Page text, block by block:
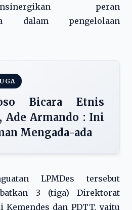
peran
dalam pengelolaan
Bicara Etnis
Ade Armando : Ini
Mengada-ada
LPMDes tersebut
3 (tiga) Direktorat
Kemendes dan PDTT, yaitu